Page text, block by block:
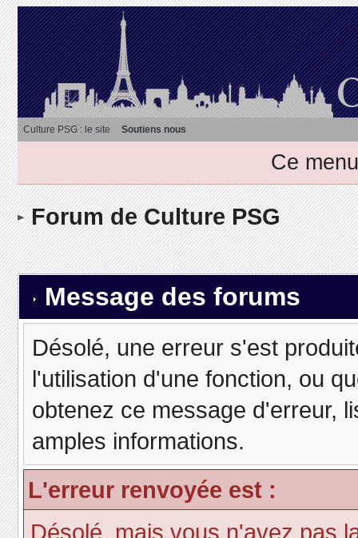
Culture PSG : le site Soutiens nous
Ce
Forum de Culture PSG
Message des forums
Désolé, une erreur s'est
l'utilisation d'une fonction, ou
obtenez ce message d'erreur,
amples informations.
L'erreur renvoyée est :
Désolé, mais vous n'avez pas